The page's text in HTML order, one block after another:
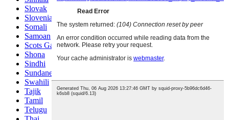
Slovak
Slovenian
Somali
Samoan
Scots Gaelic
Shona
Sindhi
Sundanese
Swahili
Tajik
Tamil
Telugu